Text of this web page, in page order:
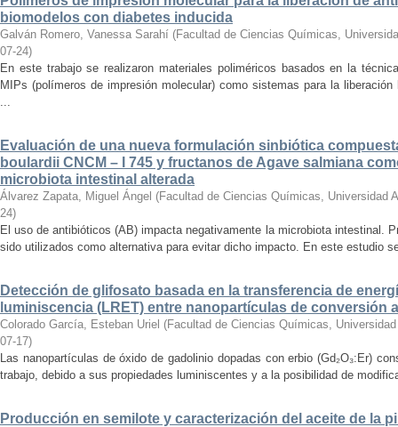
biomodelos con diabetes inducida
Galván Romero, Vanessa Sarahí (Facultad de Ciencias Químicas,
07-24)
En este trabajo se realizaron materiales poliméricos basados en la
MIPs (polímeros de impresión molecular) como sistemas para la
...
Evaluación de una nueva formulación sinbiótica
boulardii CNCM – I 745 y fructanos de Agave salmiana
microbiota intestinal alterada
Álvarez Zapata, Miguel Ángel (Facultad de Ciencias Químicas, Universidad
24)
El uso de antibióticos (AB) impacta negativamente la microbiota intestinal.
sido utilizados como alternativa para evitar dicho impacto. En este estudio
Detección de glifosato basada en la transferencia de
luminiscencia (LRET) entre nanopartículas de conversión
Colorado García, Esteban Uriel (Facultad de Ciencias Químicas,
07-17)
Las nanopartículas de óxido de gadolinio dopadas con erbio (Gd₂O₃:Er)
trabajo, debido a sus propiedades luminiscentes y a la posibilidad de
Producción en semilote y caracterización del aceite de la